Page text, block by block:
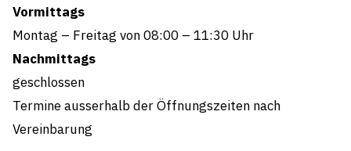
Vormittags
Montag – Freitag von 08:00 – 11:30 Uhr
Nachmittags
geschlossen
Termine ausserhalb der Öffnungszeiten nach
Vereinbarung